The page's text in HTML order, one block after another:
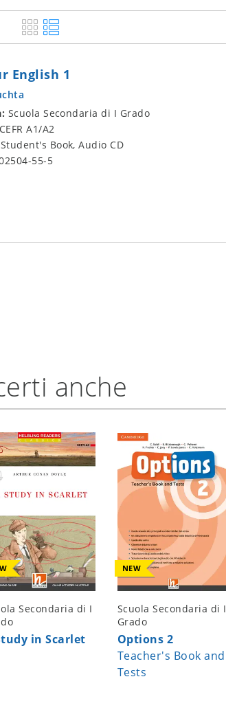
English 1
Scuola Secondaria di I Grado
CEFR A1/A2
Student's Book, Audio CD
55-5
anche
Secondaria di I
in Scarlet
NEW
Scuola Secondaria di I
Grado
Options 2
Teacher's Book and
Tests